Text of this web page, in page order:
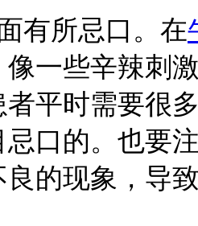
有所忌口。在
一些辛辣刺
者平时需要很
忌口的。也要
良的现象，导